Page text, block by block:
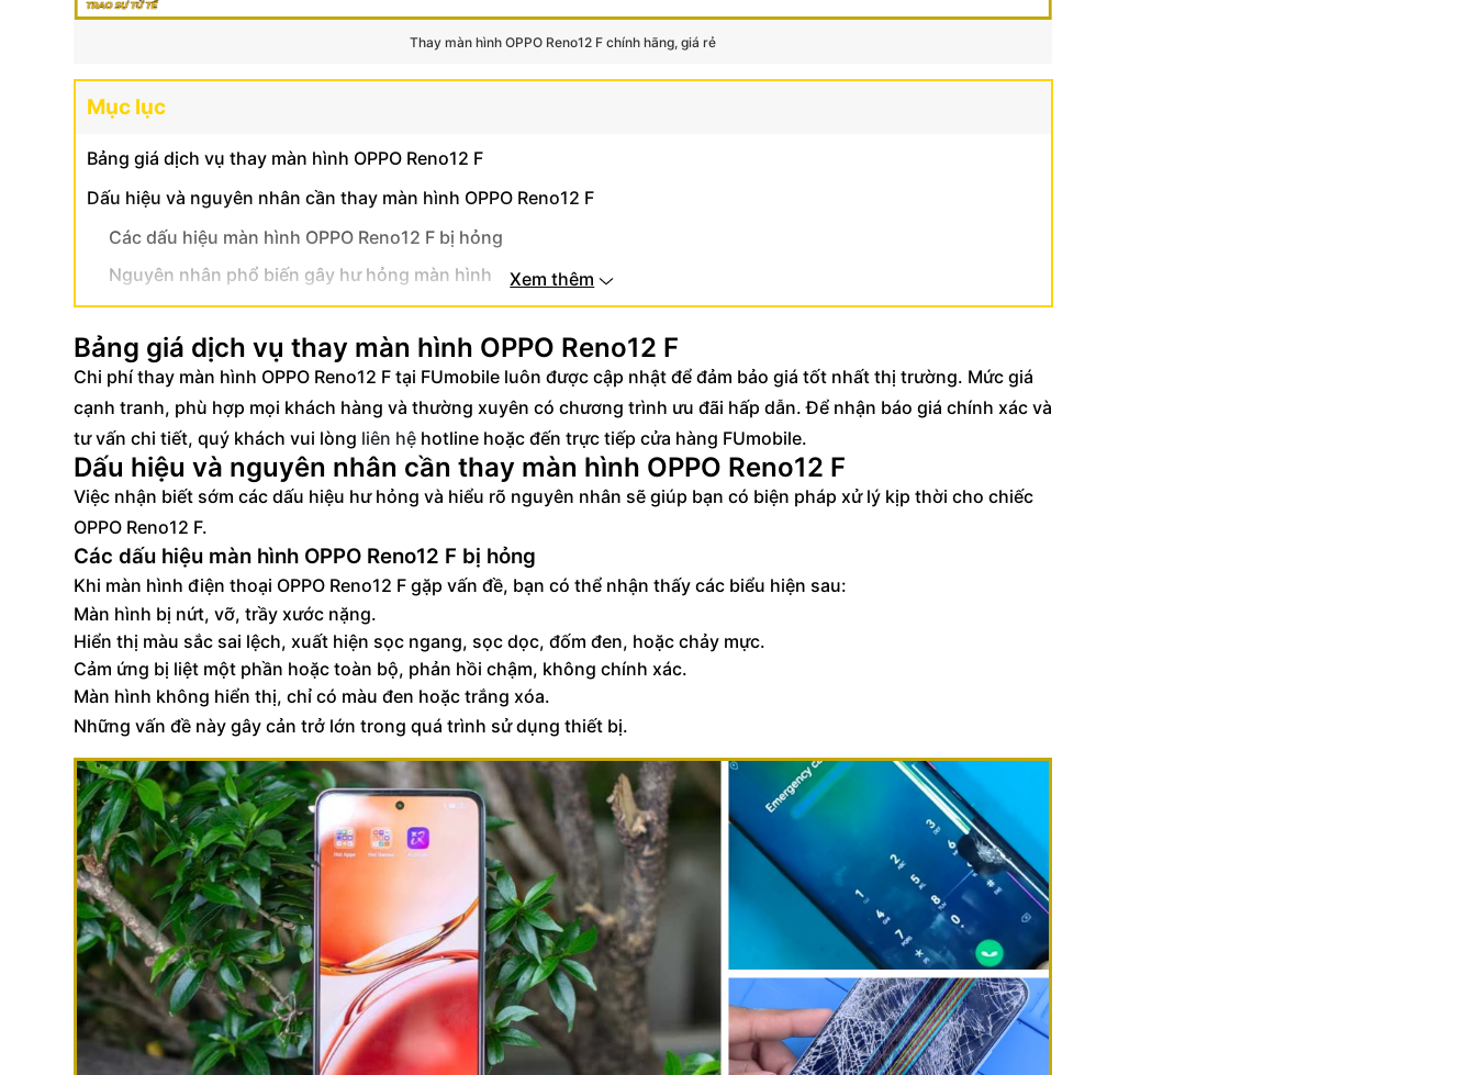
Thay màn hình OPPO Reno12 F chính hãng, giá rẻ
Mục lục
Bảng giá dịch vụ thay màn hình OPPO Reno12 F
Dấu hiệu và nguyên nhân cần thay màn hình OPPO Reno12 F
Các dấu hiệu màn hình OPPO Reno12 F bị hỏng
Nguyên nhân phổ biến gây hư hỏng màn hình
Quy trình thay màn hình OPPO Reno12 F chuyên nghiệp tại FUmobile
Ưu điểm dịch vụ thay màn hình OPPO Reno12 F tại FUmobile
Lợi ích khi lựa chọn FUmobile thay màn hình OPPO Reno12 F
Cam kết chất lượng dịch vụ từ FUmobile
Xem thêm
Bảng giá dịch vụ thay màn hình OPPO Reno12 F
Chi phí thay màn hình OPPO Reno12 F tại FUmobile luôn được cập nhật để đảm bảo giá tốt nhất thị trường. Mức giá
cạnh tranh, phù hợp mọi khách hàng và thường xuyên có chương trình ưu đãi hấp dẫn. Để nhận báo giá chính xác và
tư vấn chi tiết, quý khách vui lòng liên hệ hotline hoặc đến trực tiếp cửa hàng FUmobile.
Dấu hiệu và nguyên nhân cần thay màn hình OPPO Reno12 F
Việc nhận biết sớm các dấu hiệu hư hỏng và hiểu rõ nguyên nhân sẽ giúp bạn có biện pháp xử lý kịp thời cho chiếc
OPPO Reno12 F.
Các dấu hiệu màn hình OPPO Reno12 F bị hỏng
Khi màn hình điện thoại OPPO Reno12 F gặp vấn đề, bạn có thể nhận thấy các biểu hiện sau:
Màn hình bị nứt, vỡ, trầy xước nặng.
Hiển thị màu sắc sai lệch, xuất hiện sọc ngang, sọc dọc, đốm đen, hoặc chảy mực.
Cảm ứng bị liệt một phần hoặc toàn bộ, phản hồi chậm, không chính xác.
Màn hình không hiển thị, chỉ có màu đen hoặc trắng xóa.
Những vấn đề này gây cản trở lớn trong quá trình sử dụng thiết bị.